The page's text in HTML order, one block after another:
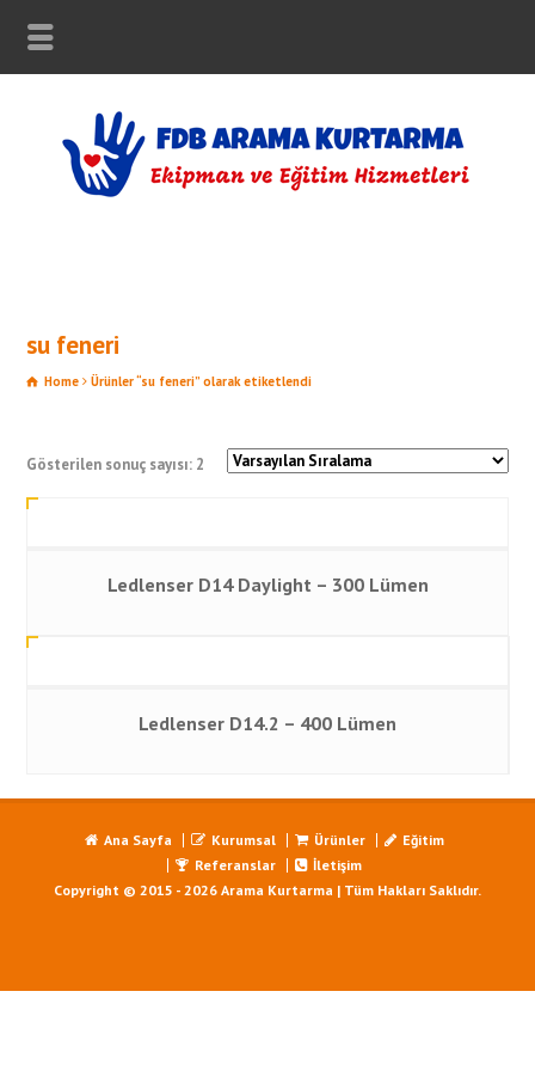
su feneri
Home Ürünler “su feneri” olarak etiketlendi
Gösterilen sonuç sayısı: 2
Ledlenser D14 Daylight – 300 Lümen
Ledlenser D14.2 – 400 Lümen
Ana Sayfa Kurumsal Ürünler
Eğitim
Referanslar
İletişim
Copyright © 2015 - 2026 Arama Kurtarma | Tüm Hakları Saklıdır.